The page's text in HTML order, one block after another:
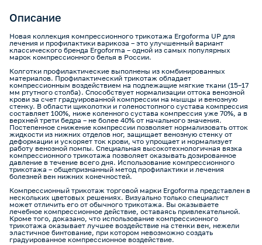
Описание
Новая коллекция компрессионного трикотажа Ergoforma UP для
лечения и профилактики варикоза – это улучшенный вариант
классического бренда Ergoforma – одной из самых популярных
марок компрессионного белья в России.
Колготки профилактические выполнены из комбинированных
материалов. Профилактический трикотаж обладает
компрессионным воздействием на подлежащие мягкие ткани (15–17
мм ртутного столба). Способствует нормализации оттока венозной
крови за счет градуированной компрессии на мышцы и венозную
стенку. В области щиколотки и голеностопного сустава компрессия
составляет 100%, ниже коленного сустава компрессия уже 70%, а в
верхней трети бедра – не более 40% от начального значения.
Постепенное снижение компрессии позволяет нормализовать отток
жидкости из нижних отделов ног, защищает венозную стенку от
деформации и ускоряет ток крови, что упрощает и нормализует
работу венозной помпы. Специальная высокотехнологичная вязка
компрессионного трикотажа позволяет оказывать дозированное
давление в течение всего дня. Использование компрессионного
трикотажа – общепризнанный метод профилактики и лечения
болезней вен нижних конечностей.
Компрессионный трикотаж торговой марки Ergoforma представлен в
нескольких цветовых решениях. Визуально только специалист
может отличить его от обычного трикотажа. Вы оказываете
лечебное компрессионное действие, оставаясь привлекательной.
Кроме того, доказано, что использование компрессионного
трикотажа оказывает лучшее воздействие на стенки вен, нежели
эластичное бинтование, при котором невозможно создать
градуированное компрессионное воздействие.